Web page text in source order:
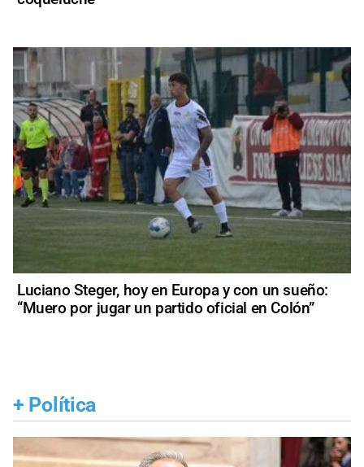
Luciano Steger, hoy en Europa y con un sueño:
“Muero por jugar un partido oficial en Colón”
+ Política